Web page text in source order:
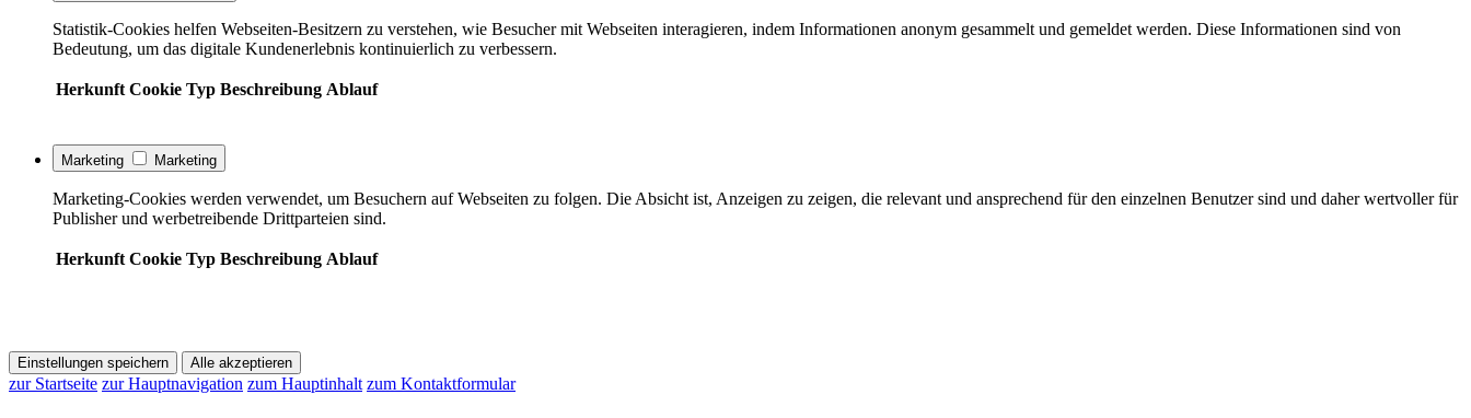
Statistik-Cookies helfen Webseiten-Besitzern zu verstehen, wie Besucher mit Webseiten interagieren, indem Informationen anonym gesammelt und gemeldet werden. Diese Informationen sind von
Bedeutung, um das digitale Kundenerlebnis kontinuierlich zu verbessern.
Herkunft Cookie Typ Beschreibung Ablauf
Marketing Marketing
Marketing-Cookies werden verwendet, um Besuchern auf Webseiten zu folgen. Die Absicht ist, Anzeigen zu zeigen, die relevant und ansprechend für den einzelnen Benutzer sind und daher wertvoller für
Publisher und werbetreibende Drittparteien sind.
Herkunft Cookie Typ Beschreibung Ablauf
Einstellungen speichern Alle akzeptieren
zur Startseite zur Hauptnavigation zum Hauptinhalt zum Kontaktformular